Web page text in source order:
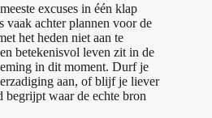
excuses in één klap
vaak achter plannen voor de
het heden niet aan te
betekenisvol leven zit in de
in dit moment. Durf je
aan, of blijf je liever
waar de echte bron